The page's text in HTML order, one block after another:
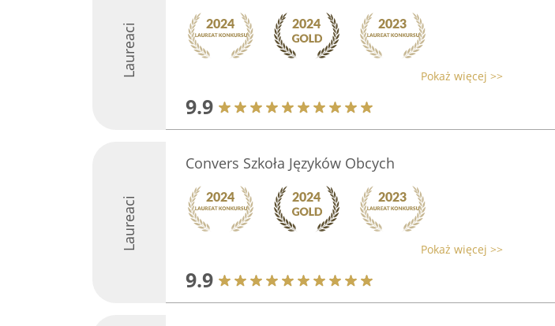
Laureaci Pokaż więcej >>
9.9
Laureaci
Convers Szkoła Języków Obcych
Pokaż więcej >>
9.9